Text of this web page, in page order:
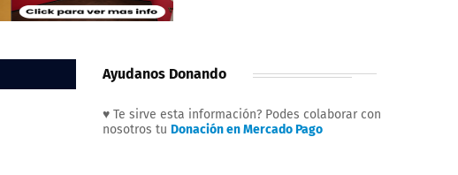
Ayudanos Donando
♥ Te sirve esta información? Podes colaborar con
nosotros tu Donación en Mercado Pago